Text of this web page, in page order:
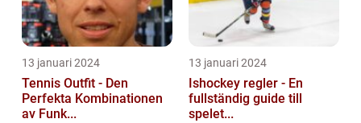
13 januari 2024
Tennis Outfit - Den
Perfekta Kombinationen
av Funk...
13 januari 2024
Ishockey regler - En
fullständig guide till
spelet...